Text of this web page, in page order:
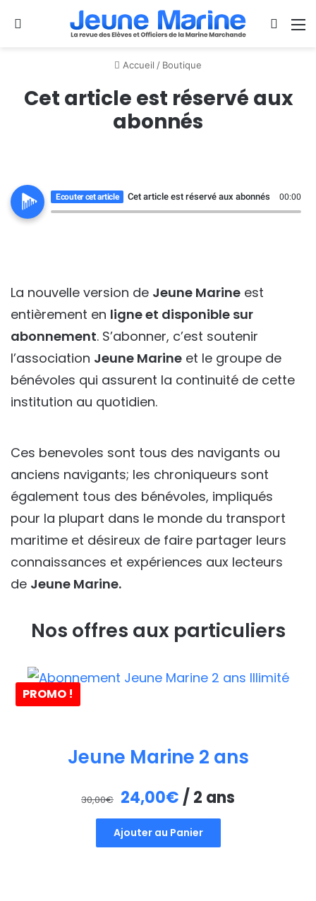
Se connecter
Accueil / Boutique
Cet article est réservé aux
abonnés
Ecouter cet article Cet article est réservé aux abonnés 00:00
La nouvelle version de Jeune Marine est
entièrement en ligne et disponible sur
abonnement. S’abonner, c’est soutenir
l’association Jeune Marine et le groupe de
bénévoles qui assurent la continuité de cette
institution au quotidien.
Ces benevoles sont tous des navigants ou
anciens navigants; les chroniqueurs sont
également tous des bénévoles, impliqués
pour la plupart dans le monde du transport
maritime et désireux de faire partager leurs
connaissances et expériences aux lecteurs
de Jeune Marine.
Nos offres aux particuliers
PROMO !
Jeune Marine 2 ans
30,00€ Le
prix
initial
24,00€ Le
prix
actuel
/ 2 ans
Ajouter au Panier